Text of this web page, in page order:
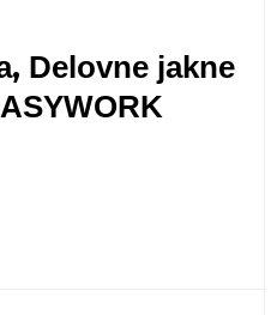
, Delovne jakne